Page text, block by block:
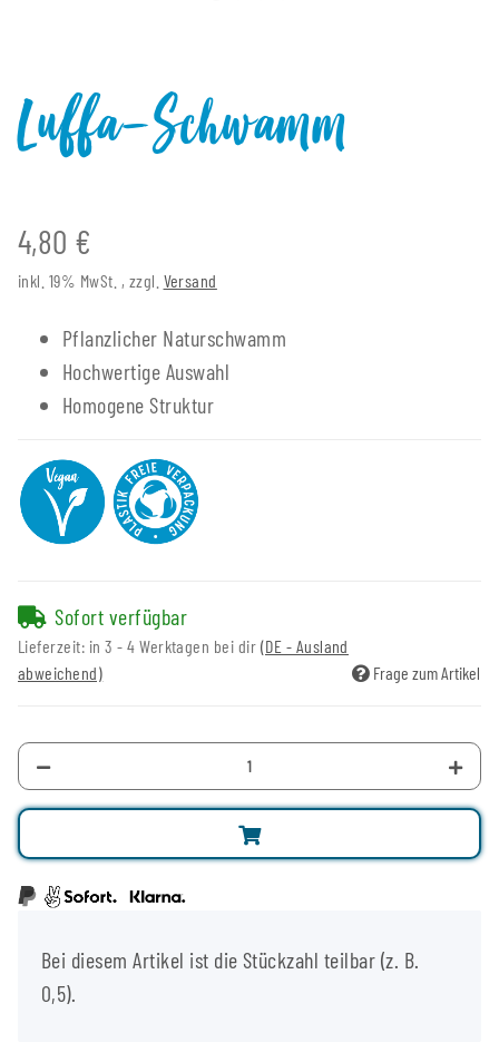
Luffa-Schwamm
4,80 €
inkl. 19% MwSt. , zzgl. Versand
Pflanzlicher Naturschwamm
Hochwertige Auswahl
Homogene Struktur
Sofort verfügbar
Lieferzeit: in 3 - 4 Werktagen bei dir (DE - Ausland
abweichend)
Frage zum Artikel
Bei diesem Artikel ist die Stückzahl teilbar (z. B.
0,5).